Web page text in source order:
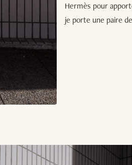
Hermès pour
je porte une paire